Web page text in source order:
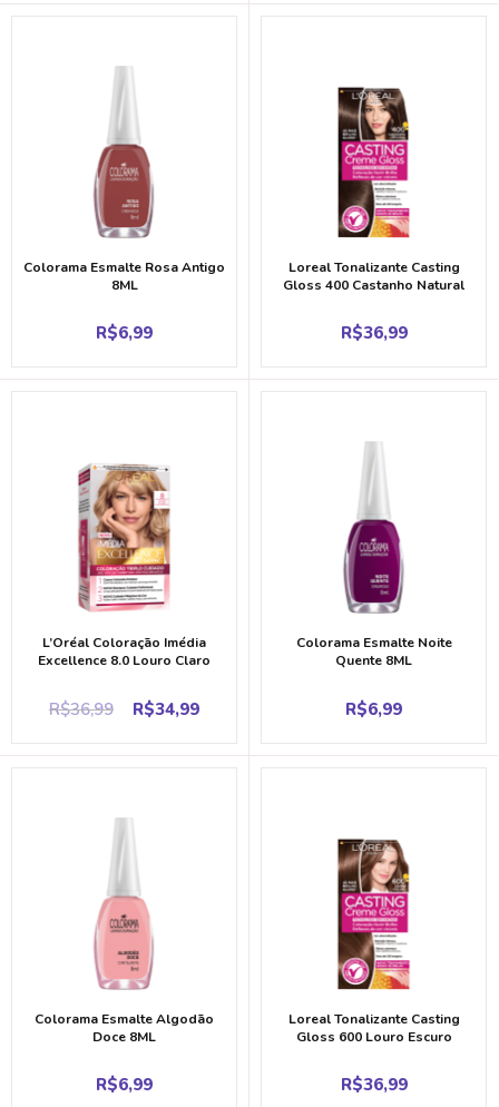
Colorama Esmalte Rosa Antigo
8ML
R$6,99
Loreal Tonalizante Casting
Gloss 400 Castanho Natural
R$36,99
L’Oréal Coloração Imédia
Excellence 8.0 Louro Claro
R$36,99
Original
R$34,99Current
Colorama Esmalte Noite
Quente 8ML
R$6,99
Colorama Esmalte Algodão
Doce 8ML
R$6,99
Loreal Tonalizante Casting
Gloss 600 Louro Escuro
R$36,99